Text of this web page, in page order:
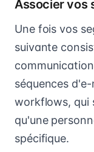
Associer vos
Une fois vos
suivante
séquences
workflows, qui
qu'une
spécifique.